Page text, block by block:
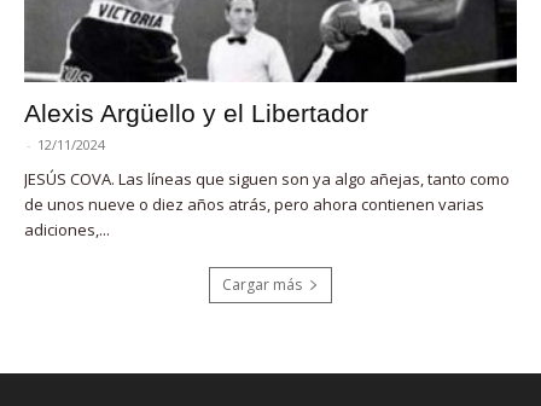
Alexis Argüello y el Libertador
- 12/11/2024
JESÚS COVA. Las líneas que siguen son ya algo añejas, tanto como
de unos nueve o diez años atrás, pero ahora contienen varias
adiciones,...
Cargar más